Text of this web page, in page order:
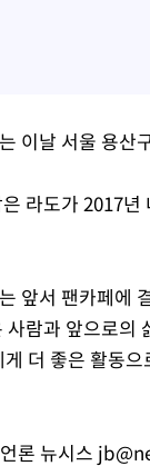
이날 서울 용산
라도가 2017
앞서 팬카페에
사람과 앞으로의
더 좋은 활동
론 뉴시스